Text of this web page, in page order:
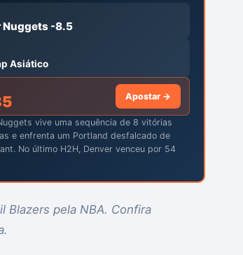
Nuggets -8.5
Asiático
Apostar →
vive uma sequência de 8 vitórias
e enfrenta um Portland desfalcado de
No último H2H, Denver venceu por 54
Blazers pela NBA. Confira